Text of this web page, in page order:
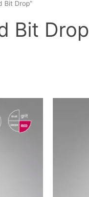
Bit Drop”
Bit Drop